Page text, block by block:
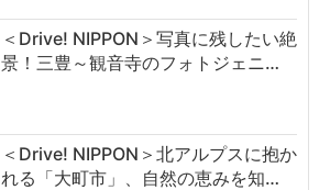
＜Drive! NIPPON＞写真に残したい絶
景！三豊～観音寺のフォトジェニ…
＜Drive! NIPPON＞北アルプスに抱か
れる「大町市」、自然の恵みを知…